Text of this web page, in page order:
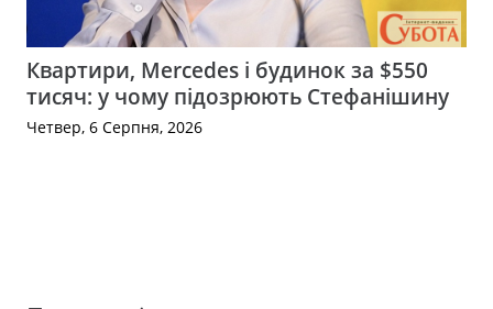
Квартири, Mercedes і будинок за $550
тисяч: у чому підозрюють Стефанішину
Четвер, 6 Серпня, 2026